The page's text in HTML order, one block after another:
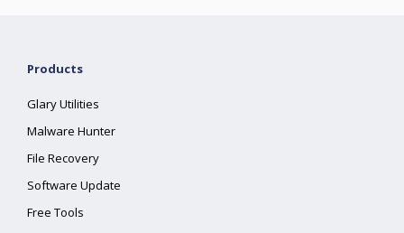
Products
Glary Utilities
Malware Hunter
File Recovery
Software Update
Free Tools